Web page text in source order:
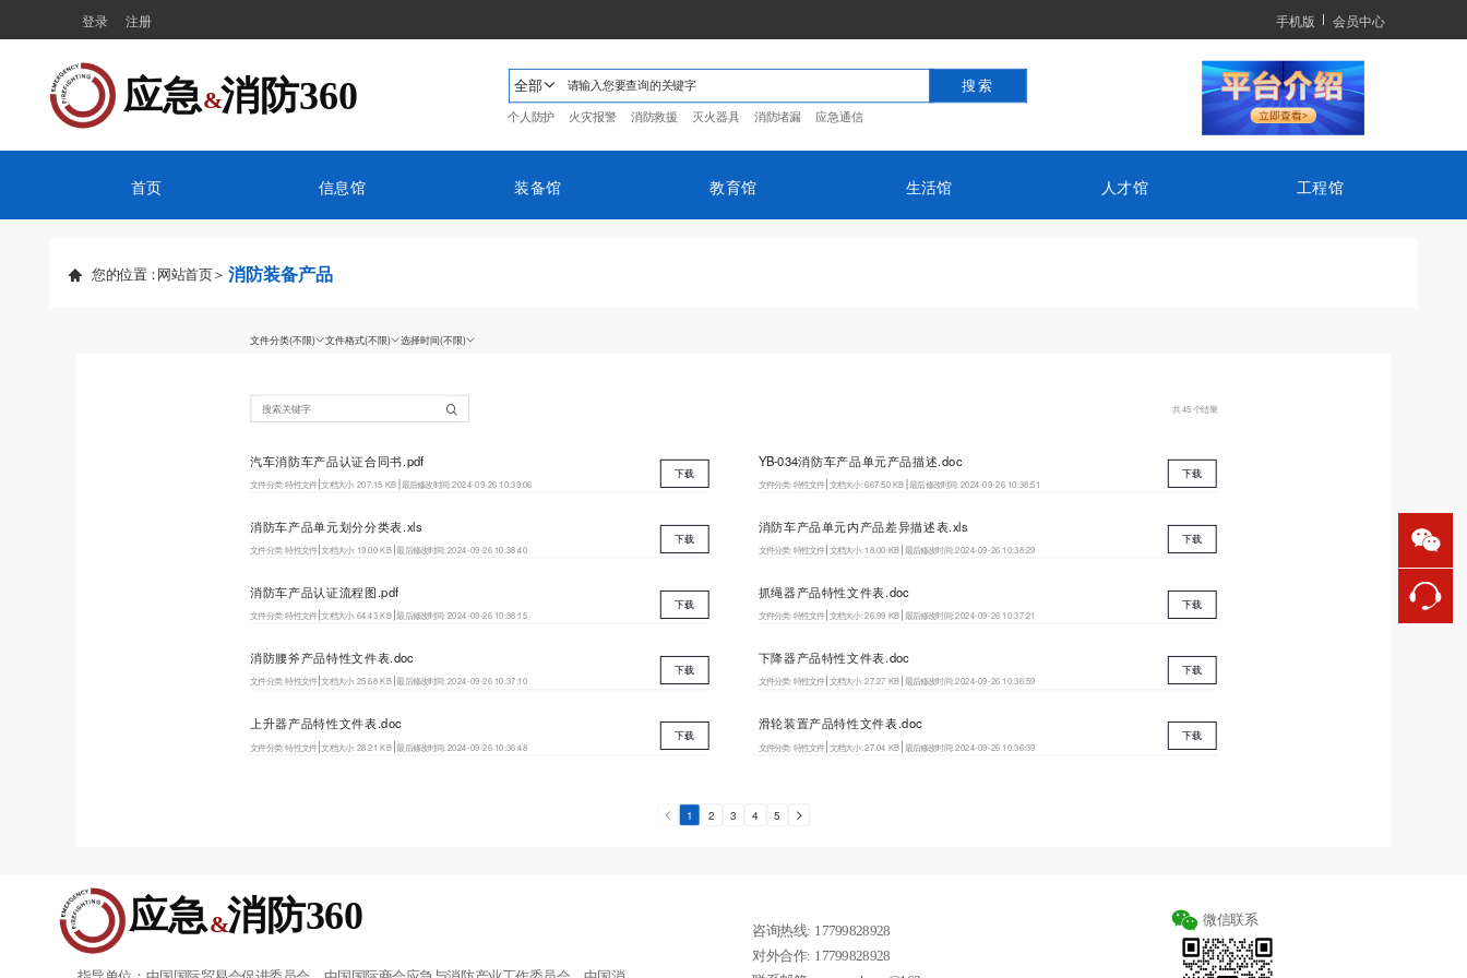
登录 注册 手机版 会员中心
全部
个人防护 火灾报警 消防救援 灭火器具 消防堵漏 应急通信
应急  消防360
&
首页 信息馆 装备馆 教育馆 生活馆 人才馆 工程馆
您的位置：网站首页＞ 消防装备产品
文件分类(不限) 文件格式(不限) 选择时间(不限)
共 45 个结果
汽车消防车产品认证合同书.pdf
文件分类:特性文件 文档大小:207.15 KB 最后修改时间:2024-09-26 10:39:06
下载
YB-034消防车产品单元产品描述.doc
文件分类:特性文件 文档大小:667.50 KB 最后修改时间:2024-09-26 10:38:51
下载
消防车产品单元划分分类表.xls
文件分类:特性文件 文档大小: 19.00 KB 最后修改时间:2024-09-26 10:38:40
下载
消防车产品单元内产品差异描述表.xls
文件分类:特性文件 文档大小: 18.00 KB 最后修改时间:2024-09-26 10:38:29
下载
消防车产品认证流程图.pdf
文件分类:特性文件 文档大小:64.43 KB 最后修改时间:2024-09-26 10:38:15
下载
抓绳器产品特性文件表.doc
文件分类:特性文件 文档大小:26.99 KB 最后修改时间:2024-09-26 10:37:21
下载
消防腰斧产品特性文件表.doc
文件分类:特性文件 文档大小:25.68 KB 最后修改时间:2024-09-26 10:37:10
下载
下降器产品特性文件表.doc
文件分类:特性文件 文档大小:27.27 KB 最后修改时间:2024-09-26 10:36:59
下载
上升器产品特性文件表.doc
文件分类:特性文件 文档大小:28.21 KB 最后修改时间:2024-09-26 10:36:48
下载
滑轮装置产品特性文件表.doc
文件分类:特性文件 文档大小:27.04 KB 最后修改时间:2024-09-26 10:36:39
下载
1 2 3 4 5
咨询热线: 17799828928
对外合作: 17799828928
微信联系
应急  消防360
&